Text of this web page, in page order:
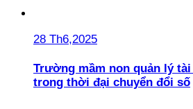
28 Th6,2025
Trường mầm non quản lý
trong thời đại chuyển đổi số